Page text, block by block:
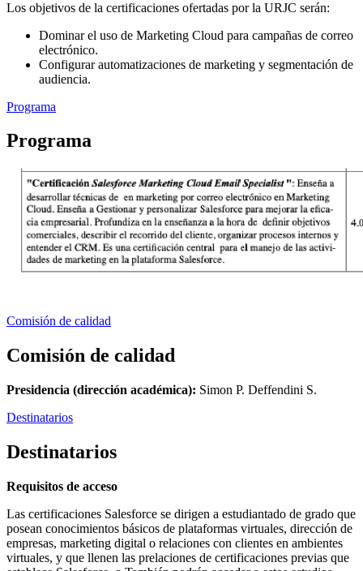
Los objetivos de la certificaciones ofertadas por la URJC serán:
Dominar el uso de Marketing Cloud para campañas de correo
electrónico.
Configurar automatizaciones de marketing y segmentación de
audiencia.
Programa
Programa
Comisión de calidad
Comisión de calidad
Presidencia (dirección académica): Simon P. Deffendini S.
Destinatarios
Destinatarios
Requisitos de acceso
Las certificaciones Salesforce se dirigen a estudiantado de grado que
posean conocimientos básicos de plataformas virtuales, dirección de
empresas, marketing digital o relaciones con clientes en ambientes
virtuales, y que llenen las prelaciones de certificaciones previas que